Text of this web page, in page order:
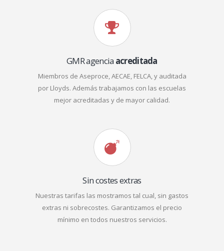
GMR agencia acreditada
Miembros de Aseproce, AECAE, FELCA, y auditada
por Lloyds. Además trabajamos con las escuelas
mejor acreditadas y de mayor calidad.
Sin costes extras
Nuestras tarifas las mostramos tal cual, sin gastos
extras ni sobrecostes. Garantizamos el precio
mínimo en todos nuestros servicios.